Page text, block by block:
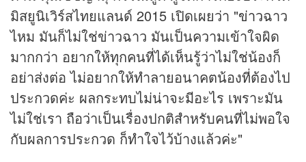
มิสยูนิเวิร์สไทยแลนด์ 2015 เปิดเผยว่า "ข่าวฉาว
ไหม มันก็ไม่ใช่ข่าวฉาว มันเป็นความเข้าใจผิด
มากกว่า อยากให้ทุกคนที่ได้เห็นรู้ว่าไม่ใช่น้องก็
อย่าส่งต่อ ไม่อยากให้ทำลายอนาคตน้องที่ต้องไป
ประกวดค่ะ ผลกระทบไม่น่าจะมีอะไร เพราะมัน
ไม่ใช่เรา ถือว่าเป็นเรื่องปกติสำหรับคนที่ไม่พอใจ
กับผลการประกวด ก็ทำใจไว้บ้างแล้วค่ะ"